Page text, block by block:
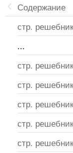
Содержание
стр.
...
стр.
стр.
стр.
стр.
стр.